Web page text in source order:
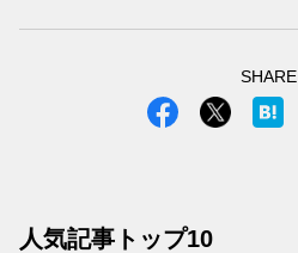
SHARE
人気記事トップ10